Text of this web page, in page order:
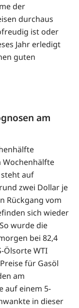
der
durchaus
ist oder
Jahr erledigt
guten
am
Wochenhälfte
auf
zwei Dollar je
Rückgang vom
sich wieder
wurde die
bei 82,4
Ölsorte WTI
für Gasöl
am
auf einem 5-
in dieser